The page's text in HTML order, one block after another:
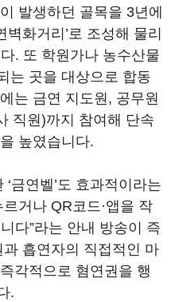
발생하던 골목을 3년에
벽화거리’로 조성해 물리
. 또 학원가나 농수산물
는 곳을 대상으로 합동
는 금연 지도원, 공무원
직원)까지 참여해 단속
높였습니다.
금연벨’도 효과적이라는
거나 QR코드·앱을 작
다”라는 안내 방송이 즉
흡연자의 직접적인 마
각적으로 혐연권을 행
.